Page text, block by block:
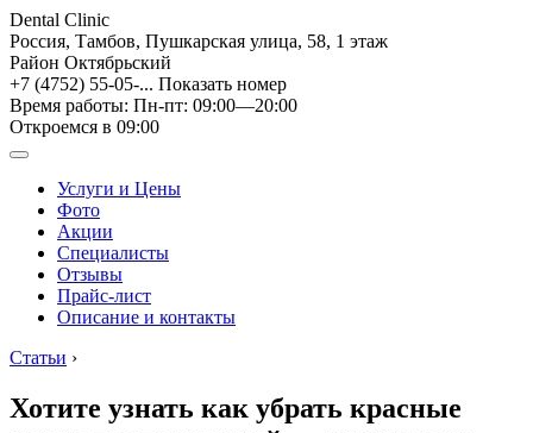
Dental Clinic
Россия, Тамбов, Пушкарская улица, 58, 1 этаж
Район Октябрьский
+7 (4752) 55-05-... Показать номер
Время работы: Пн-пт: 09:00—20:00
Откроемся в 09:00
Услуги и Цены
Фото
Акции
Специалисты
Отзывы
Прайс-лист
Описание и контакты
Статьи ›
Хотите узнать как убрать красные